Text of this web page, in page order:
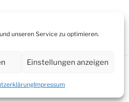
unseren Service zu optimieren.
Einstellungen anzeigen
Impressum